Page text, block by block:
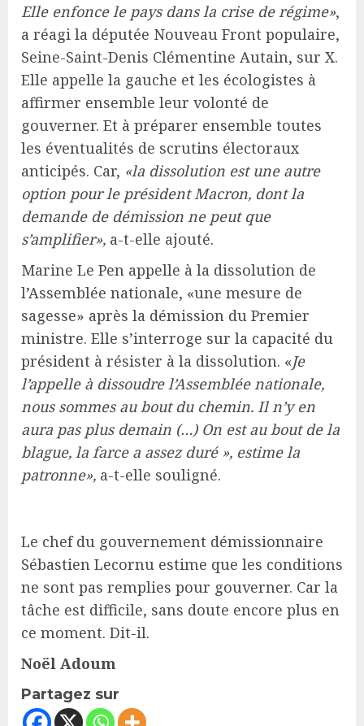
Elle enfonce le pays dans la crise de régime»,
a réagi la députée Nouveau Front populaire,
Seine-Saint-Denis Clémentine Autain, sur X.
Elle appelle la gauche et les écologistes à
affirmer ensemble leur volonté de
gouverner. Et à préparer ensemble toutes
les éventualités de scrutins électoraux
anticipés. Car, «la dissolution est une autre
option pour le président Macron, dont la
demande de démission ne peut que
s’amplifier», a-t-elle ajouté.
Marine Le Pen appelle à la dissolution de
l’Assemblée nationale, «une mesure de
sagesse» après la démission du Premier
ministre. Elle s’interroge sur la capacité du
président à résister à la dissolution. «Je
l’appelle à dissoudre l’Assemblée nationale,
nous sommes au bout du chemin. Il n’y en
aura pas plus demain (…) On est au bout de la
blague, la farce a assez duré », estime la
patronne», a-t-elle souligné.
Le chef du gouvernement démissionnaire
Sébastien Lecornu estime que les conditions
ne sont pas remplies pour gouverner. Car la
tâche est difficile, sans doute encore plus en
ce moment. Dit-il.
Noël Adoum
Partagez sur